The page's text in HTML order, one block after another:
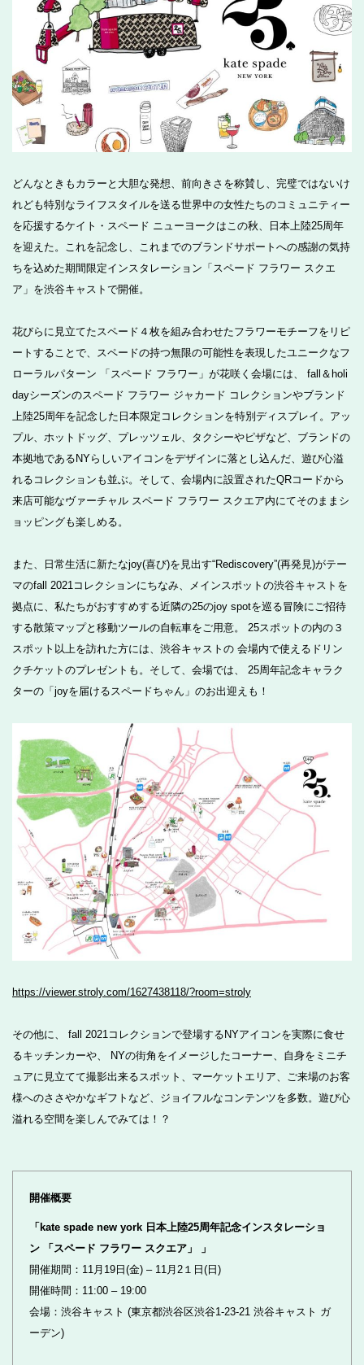
どんなときもカラーと大胆な発想、前向きさを称賛し、完璧ではないけ
れども特別なライフスタイルを送る世界中の女性たちのコミュニティー
を応援するケイト・スペード ニューヨークはこの秋、日本上陸25周年
を迎えた。これを記念し、これまでのブランドサポートへの感謝の気持
ちを込めた期間限定インスタレーション「スペード フラワー スクエ
ア」を渋谷キャストで開催。
花びらに見立てたスペード４枚を組み合わせたフラワーモチーフをリピ
ートすることで、スペードの持つ無限の可能性を表現したユニークなフ
ローラルパターン 「スペード フラワー」が花咲く会場には、 fall＆holi
dayシーズンのスペード フラワー ジャカード コレクションやブランド
上陸25周年を記念した日本限定コレクションを特別ディスプレイ。アッ
プル、ホットドッグ、プレッツェル、タクシーやピザなど、ブランドの
本拠地であるNYらしいアイコンをデザインに落とし込んだ、遊び心溢
れるコレクションも並ぶ。そして、会場内に設置されたQRコードから
来店可能なヴァーチャル スペード フラワー スクエア内にてそのままシ
ョッピングも楽しめる。
また、日常生活に新たなjoy(喜び)を見出す“Rediscovery”(再発見)がテー
マのfall 2021コレクションにちなみ、メインスポットの渋谷キャストを
拠点に、私たちがおすすめする近隣の25のjoy spotを巡る冒険にご招待
する散策マップと移動ツールの自転車をご用意。 25スポットの内の３
スポット以上を訪れた方には、渋谷キャストの 会場内で使えるドリン
クチケットのプレゼントも。そして、会場では、 25周年記念キャラク
ターの「joyを届けるスペードちゃん」のお出迎えも！
https://viewer.stroly.com/1627438118/?room=stroly
その他に、 fall 2021コレクションで登場するNYアイコンを実際に食せ
るキッチンカーや、 NYの街角をイメージしたコーナー、自身をミニチ
ュアに見立てて撮影出来るスポット、マーケットエリア、ご来場のお客
様へのささやかなギフトなど、ジョイフルなコンテンツを多数。遊び心
溢れる空間を楽しんでみては！？
開催概要
「kate spade new york 日本上陸25周年記念インスタレーショ
ン 「スペード フラワー スクエア」 」
開催期間：11月19日(金) – 11月2１日(日)
開催時間：11:00 – 19:00
会場：渋谷キャスト (東京都渋谷区渋谷1-23-21 渋谷キャスト ガ
ーデン)